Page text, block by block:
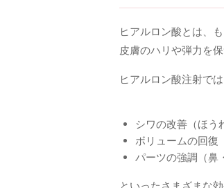
ヒアルロン酸とは、
皮膚のハリや弾力を
ヒアルロン酸注射で
シワの改善（ほう
ボリュームの回復
パーツの強調（鼻